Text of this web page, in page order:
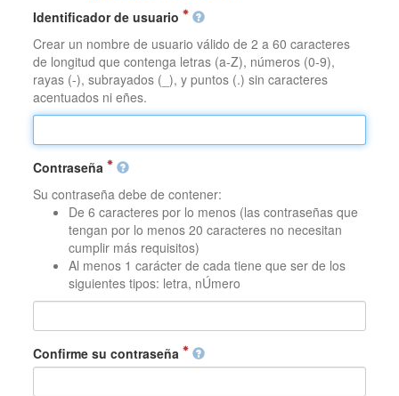
Identificador de usuario
Crear un nombre de usuario válido de 2 a 60 caracteres
de longitud que contenga letras (a-Z), números (0-9),
rayas (-), subrayados (_), y puntos (.) sin caracteres
acentuados ni eñes.
Contraseña
Su contraseña debe de contener:
De 6 caracteres por lo menos (las contraseñas que
tengan por lo menos 20 caracteres no necesitan
cumplir más requisitos)
Al menos 1 carácter de cada tiene que ser de los
siguientes tipos: letra, nÚmero
Confirme su contraseña